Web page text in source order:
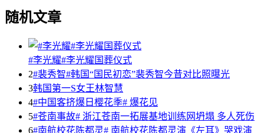
随机文章
#李光耀#李光耀国葬仪式
2#裴秀智#韩国“国民初恋”裴秀智今昔对比照曝光
3韩国第一S女王林智慧
4#中国客挤爆日樱花季# 爆花见
5#苍南事故# 浙江苍南一拓展基地训练网坍塌 多人死伤
6#南航校花陈都灵# 南航校花陈都灵演《左耳》哭戏演